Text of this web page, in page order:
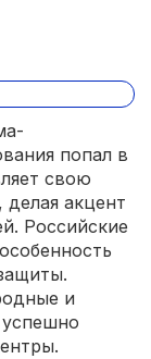
попал в
свою
акцент
Российские
и